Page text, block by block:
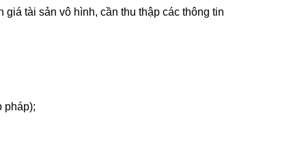
tài sản vô hình, cần thu thập các thông tin
pháp);